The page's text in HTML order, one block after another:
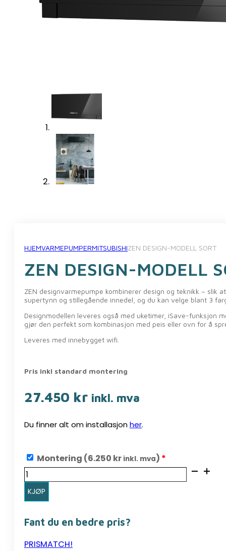
HJEMVARMEPUMPERMITSUBISHIZEN DESIGN-MODELL SORT
ZEN DESIGN-MODELL
ZEN designvarmepumpe kombinerer design og teknikk –
supertynn og stillegående innedel, og du kan velge blant 3
Designmodellen leveres også med uketimer, iSave-funksjon
gjør den perfekt som kombinasjon med peis eller ovn for å
Leveres med innebygget wifi.
Pris inkl standard montering
27.450 kr inkl. mva
Du finner alt om installasjonher.
Montering (6.250 kr inkl. mva) *
ZEN
design-
modell
antall
KJØP
Fant du en bedre pris?
PRISMATCH!